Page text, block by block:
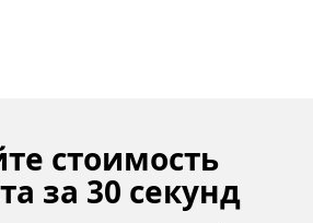
стоимость
за 30 секунд